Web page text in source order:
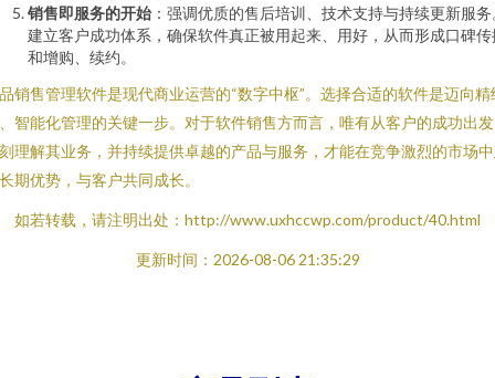
销售即服务的开始 ：强调优质的售后培训、技术支持与持续更新服
建立客户成功体系，确保软件真正被用起来、用好，从而形成口碑传
和增购、续约。
销售管理软件是现代商业运营的“数字中枢”。选择合适的软件是迈向精
智能化管理的关键一步。对于软件销售方而言，唯有从客户的成功出
理解其业务，并持续提供卓越的产品与服务，才能在竞争激烈的市场
期优势，与客户共同成长。
如若转载，请注明出处：http://www.uxhccwp.com/product/40.html
更新时间：2026-08-06 21:35:29